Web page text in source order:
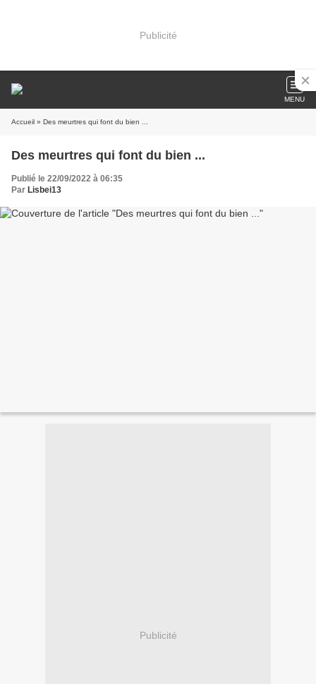
Publicité
MENU
Accueil » Des meurtres qui font du bien ...
Des meurtres qui font du bien ...
Publié le 22/09/2022 à 06:35
Par Lisbei13
Publicité